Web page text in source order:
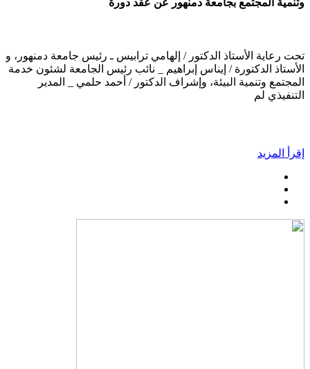
تحت رعاية الأستاذ الدكتور / إلهامي ترابيس ـ رئيس جامعة دمنهور، و
الأستاذ الدكتورة / إيناس إبراهيم _ نائب رئيس الجامعة لشئون خدمة
المجتمع وتنمية البيئة، وإشراف الدكتور / أحمد حلمي _ المدير
التنفيذي لم
إقرأ المزيد